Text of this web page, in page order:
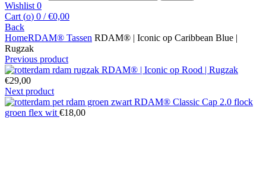
Wishlist 0
Cart (o) 0 / €0,00
Back
HomeRDAM® Tassen RDAM® | Iconic op Caribbean Blue |
Rugzak
Previous product
RDAM® | Iconic op Rood | Rugzak
€29,00
Next product
RDAM® Classic Cap 2.0 flock
groen flex wit €18,00